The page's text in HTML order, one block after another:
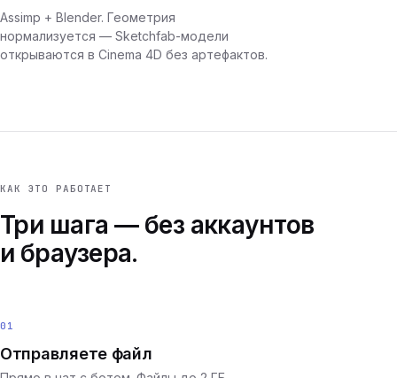
Assimp + Blender. Геометрия
нормализуется — Sketchfab-модели
открываются в Cinema 4D без артефактов.
КАК ЭТО РАБОТАЕТ
Три шага — без аккаунтов
и браузера.
01
Отправляете файл